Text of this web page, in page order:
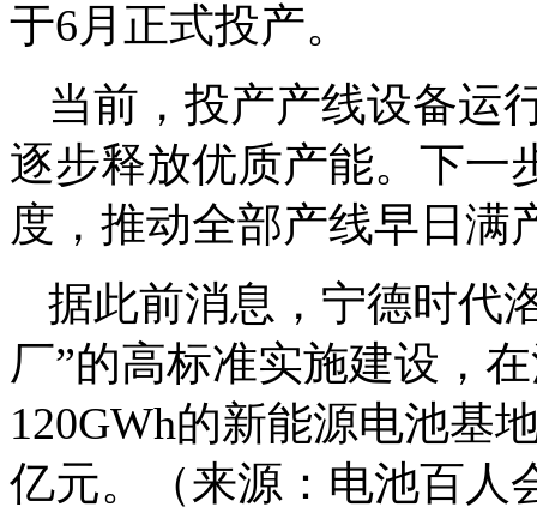
于6月正式投产。
当前，投产产线设备运
逐步释放优质产能。下一
度，推动全部产线早日满
据此前消息，宁德时代
厂”的高标准实施建设，
120GWh的新能源电池基
亿元。（来源：电池百人